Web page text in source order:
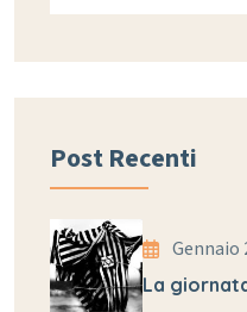
Post Recenti
Gennaio
La